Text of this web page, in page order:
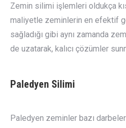
Zemin silimi işlemleri oldukça
maliyetle zeminlerin en efektif
sağladığı gibi aynı zamanda
de uzatarak, kalıcı çözümler
Paledyen Silimi
Paledyen zeminler bazı